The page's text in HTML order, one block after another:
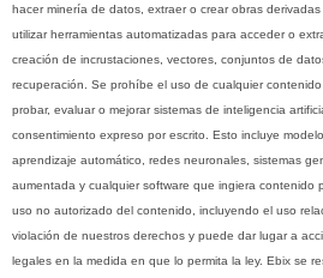
hacer minería de datos, extraer o crear obras
utilizar herramientas automatizadas para acceder o
creación de incrustaciones, vectores, conjuntos de
recuperación. Se prohíbe el uso de cualquier contenido
probar, evaluar o mejorar sistemas de inteligencia
consentimiento expreso por escrito. Esto incluye
aprendizaje automático, redes neuronales, sistemas
aumentada y cualquier software que ingiera contenido
uso no autorizado del contenido, incluyendo el uso
violación de nuestros derechos y puede dar lugar a
legales en la medida en que lo permita la ley. Ebix se